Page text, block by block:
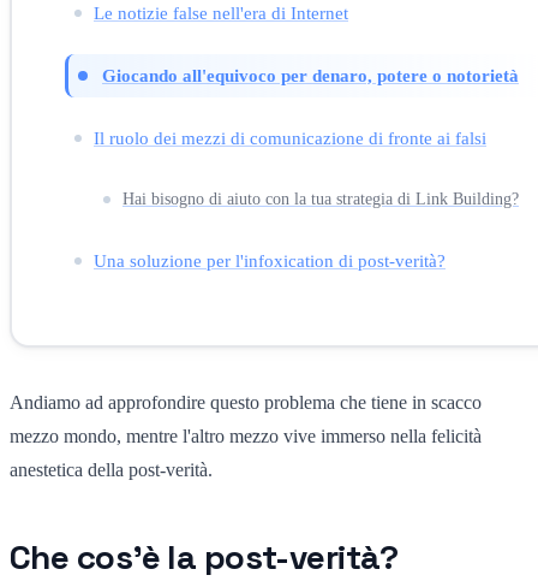
Le notizie false nell'era di Internet
Giocando all'equivoco per denaro, potere o notorietà
Il ruolo dei mezzi di comunicazione di fronte ai falsi
Hai bisogno di aiuto con la tua strategia di Link Building?
Una soluzione per l'infoxication di post-verità?
Andiamo ad approfondire questo problema che tiene in scacco
mezzo mondo, mentre l'altro mezzo vive immerso nella felicità
anestetica della post-verità.
Che cos'è la post-verità?